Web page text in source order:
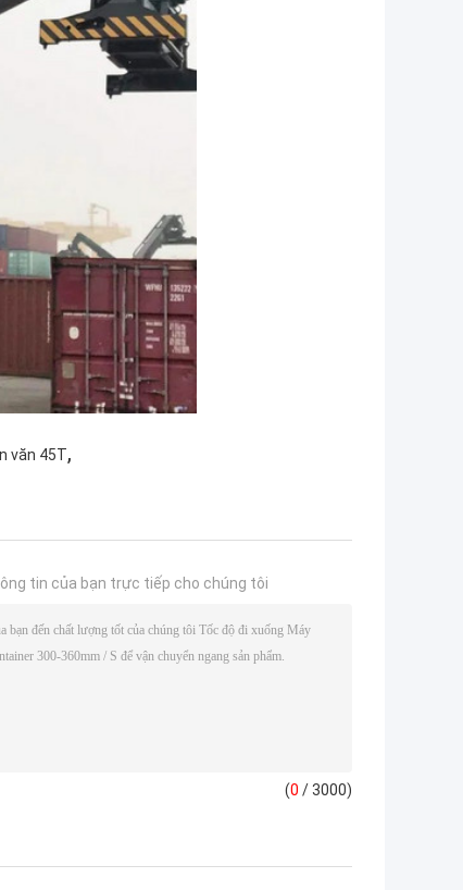
văn 45T,
tin của bạn trực tiếp cho chúng tôi
(0 / 3000)